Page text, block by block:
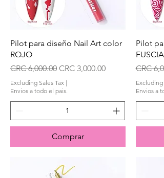
Quick View
Pilot para diseño Nail Art color
ROJO
Regular Price
CRC 6,000.00 Sale Price
CRC 3,000.00
Excluding Sales Tax |
Envios a todo el pais.
Comprar
Pilot
FUSCIA
CRC
Excluding
Envios a